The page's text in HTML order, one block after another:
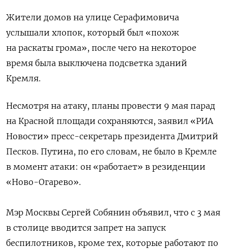
Жители домов на улице Серафимовича
услышали хлопок, который был «похож
на раскаты грома», после чего на некоторое
время была выключена подсветка зданий
Кремля.
Несмотря на атаку, планы провести 9 мая парад
на Красной площади сохраняются, заявил «РИА
Новости» пресс-секретарь президента Дмитрий
Песков. Путина, по его словам, не было в Кремле
в момент атаки: он «работает» в резиденции
«Ново-Огарево».
Мэр Москвы Сергей Собянин объявил, что с 3 мая
в столице вводится запрет на запуск
беспилотников, кроме тех, которые работают по